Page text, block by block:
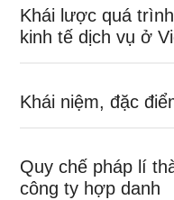
Khái lược quá
kinh tế dịch vụ ở
Khái niệm, đặc
Quy chế pháp lí
công ty hợp danh